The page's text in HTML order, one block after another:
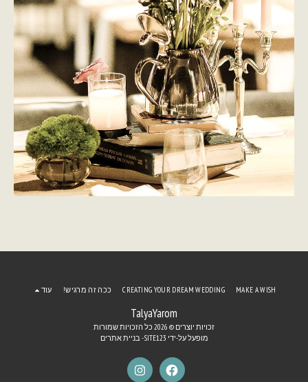
TalyaYarom
זכויות יוצרים © 2026 כל הזכויות שמורות
מופעל על-ידי SITE123
-בניית אתרים
MAKE A WISH
CREATING YOUR DREAM WEDDING ככה זה מרגיש! עוד